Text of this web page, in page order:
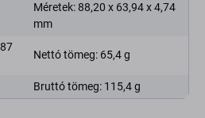
Méretek: 88,20 x 63,94 x 4,74
mm
Nettó tömeg: 65,4 g
Bruttó tömeg: 115,4 g